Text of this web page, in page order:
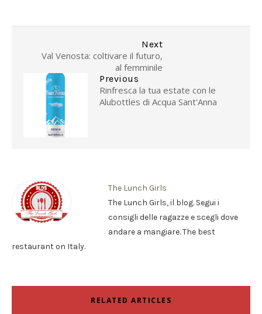
Next
Val Venosta: coltivare il futuro,
al femminile
Previous
Rinfresca la tua estate con le
Alubottles di Acqua Sant'Anna
The Lunch Girls
The Lunch Girls, il blog. Segui i
consigli delle ragazze e scegli dove
andare a mangiare. The best
restaurant on Italy.
RELATED ARTICLES